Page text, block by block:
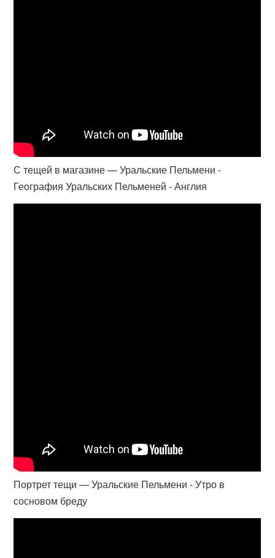
С тещей в магазине — Уральские Пельмени -
География Уральских Пельменей - Англия
Портрет тещи — Уральские Пельмени - Утро в
сосновом бреду